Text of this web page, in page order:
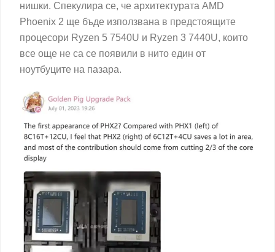
нишки. Спекулира се, че архитектурата AMD
Phoenix 2 ще бъде използвана в предстоящите
процесори Ryzen 5 7540U и Ryzen 3 7440U, които
все още не са се появили в нито един от
ноутбуците на пазара.